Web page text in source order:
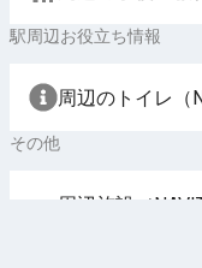
駅周辺お役立ち情報
周辺のトイレ（
その他
周辺施設（